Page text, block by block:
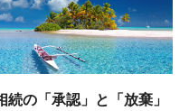
続の「承認」と「放棄」